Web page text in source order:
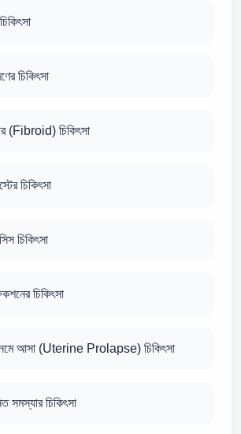
চিকিৎসা
(Fibroid) চিকিৎসা
চিকিৎসা
চিকিৎসা
চিকিৎসা
আসা (Uterine Prolapse) চিকিৎসা
সমস্যার চিকিৎসা